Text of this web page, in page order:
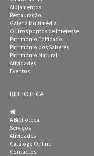
Alojamentos
Restauração
Galeria Multimédia
Outros pontos de Interesse
Património Edificado
Património dos Saberes
Património Natural
Atividades
Eventos
BIBLIOTECA
A Biblioteca
Serviços
Atividades
Catálogo Online
Contactos